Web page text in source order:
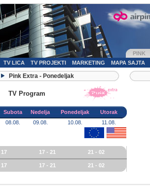
PINK
TV LICA TV PROJEKTI MARKETING MAPA SAJTA
Pink Extra - Ponedeljak
TV Program
Subota Nedelja Ponedeljak
Utorak
08.08. 09.08. 10.08.
11.08.
17 17 - 21 21 - 02
17 17 - 21 21 - 02